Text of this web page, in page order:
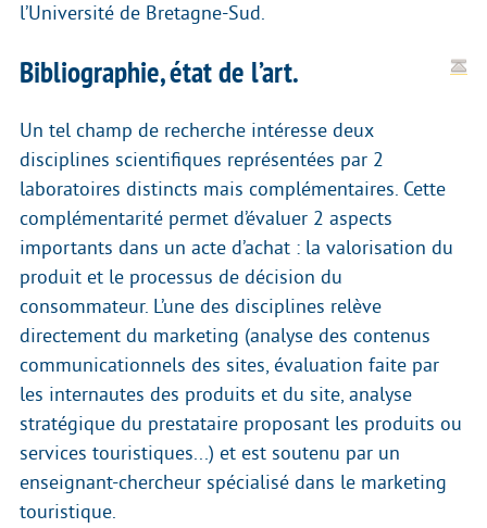
l’Université de Bretagne-Sud.
Bibliographie, état de l’art.
Un tel champ de recherche intéresse deux
disciplines scientifiques représentées par 2
laboratoires distincts mais complémentaires. Cette
complémentarité permet d’évaluer 2 aspects
importants dans un acte d’achat : la valorisation du
produit et le processus de décision du
consommateur. L’une des disciplines relève
directement du marketing (analyse des contenus
communicationnels des sites, évaluation faite par
les internautes des produits et du site, analyse
stratégique du prestataire proposant les produits ou
services touristiques...) et est soutenu par un
enseignant-chercheur spécialisé dans le marketing
touristique.